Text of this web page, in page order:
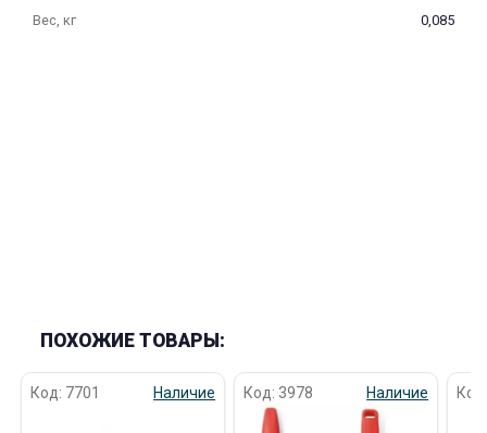
Вес, кг 0,085
ПОХОЖИЕ ТОВАРЫ:
Код: 7701 Наличие Код: 3978 Наличие